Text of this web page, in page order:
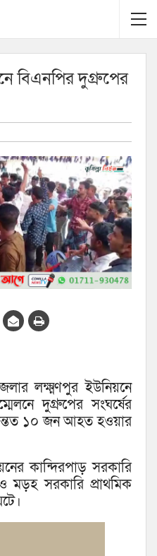
বিএনপির দুগ্রুপের
লক্ষ্মণপুর ইউনিয়নে
দুগ্রুপের সংঘর্ষের
১০ জন আহত হওয়ার
কান্দিরপাড় সরকারি
মড়হ সরকারি প্রাথমিক